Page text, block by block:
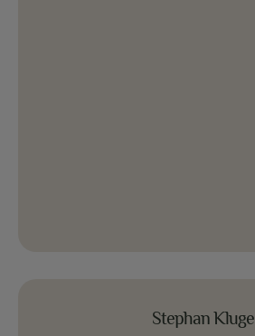
Stephan Kluge
Stephan Kluge